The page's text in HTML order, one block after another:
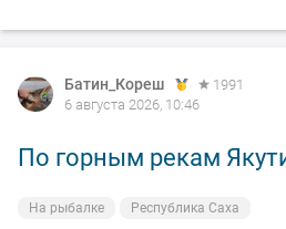
Батин_Кореш
1991
6 августа 2026, 10:46
По горным рекам
На рыбалке Республика Саха